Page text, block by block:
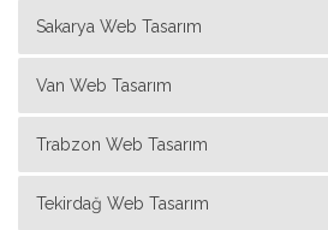
Sakarya Web Tasarım
Van Web Tasarım
Trabzon Web Tasarım
Tekirdağ Web Tasarım